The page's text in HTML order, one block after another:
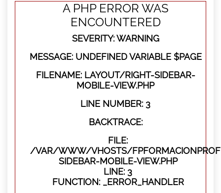
A PHP ERROR WAS
ENCOUNTERED
SEVERITY: WARNING
MESSAGE: UNDEFINED VARIABLE $PAGE
FILENAME: LAYOUT/RIGHT-SIDEBAR-
MOBILE-VIEW.PHP
LINE NUMBER: 3
BACKTRACE:
FILE:
/VAR/WWW/VHOSTS/
SIDEBAR-MOBILE-VIEW.PHP
LINE: 3
FUNCTION: _ERROR_HANDLER